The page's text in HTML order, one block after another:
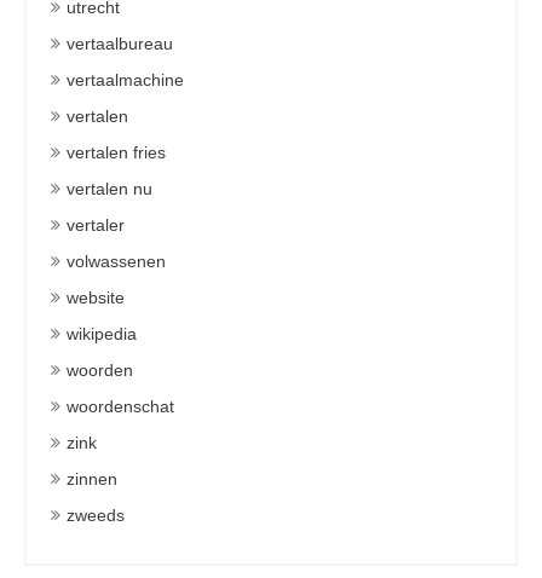
utrecht
vertaalbureau
vertaalmachine
vertalen
vertalen fries
vertalen nu
vertaler
volwassenen
website
wikipedia
woorden
woordenschat
zink
zinnen
zweeds